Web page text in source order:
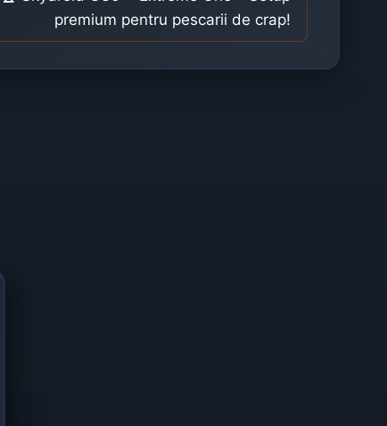
premium pentru pescarii de crap!